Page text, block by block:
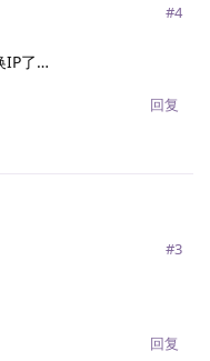
#4
IP了…
回复
#3
回复